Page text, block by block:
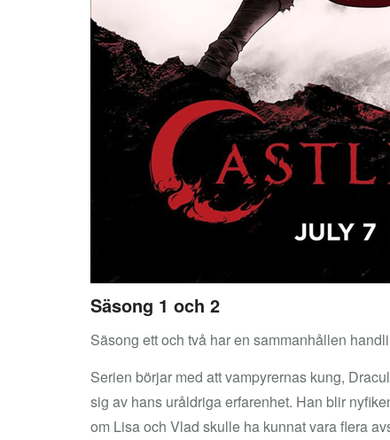
Säsong 1 och 2
Säsong ett och två har en sammanhållen
Serien börjar med att vampyrernas kung,
sig av hans uråldriga erfarenhet. Han blir
om Lisa och Vlad skulle ha kunnat vara flera